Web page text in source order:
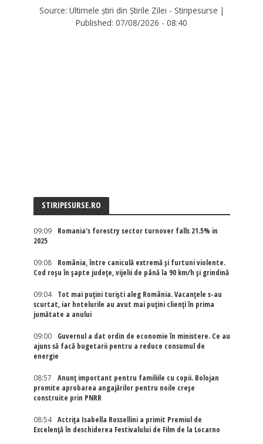
Source: Ultimele știri din Știrile Zilei - Stiripesurse |
Published: 07/08/2026 - 08:40
STIRIPESURSE.RO
09:09
Romania's forestry sector turnover falls 21.5% in
2025
09:08
România, între caniculă extremă și furtuni violente.
Cod roșu în șapte județe, vijelii de până la 90 km/h și grindină
09:04
Tot mai puțini turiști aleg România. Vacanțele s-au
scurtat, iar hotelurile au avut mai puțini clienți în prima
jumătate a anului
09:00
Guvernul a dat ordin de economie în ministere. Ce au
ajuns să facă bugetarii pentru a reduce consumul de
energie
08:57
Anunț important pentru familiile cu copii. Bolojan
promite aprobarea angajărilor pentru noile creșe
construite prin PNRR
08:54
Actriţa Isabella Rossellini a primit Premiul de
Excelenţă în deschiderea Festivalului de Film de la Locarno